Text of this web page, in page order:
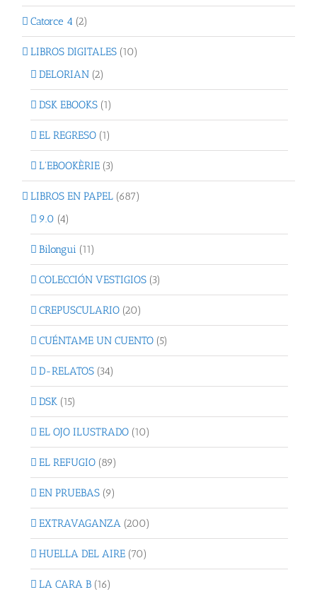
Catorce 4 (2)
LIBROS DIGITALES (10)
DELORIAN (2)
DSK EBOOKS (1)
EL REGRESO (1)
L'EBOOKÈRIE (3)
LIBROS EN PAPEL (687)
9.0 (4)
Bilongui (11)
COLECCIÓN VESTIGIOS (3)
CREPUSCULARIO (20)
CUÉNTAME UN CUENTO (5)
D-RELATOS (34)
DSK (15)
EL OJO ILUSTRADO (10)
EL REFUGIO (89)
EN PRUEBAS (9)
EXTRAVAGANZA (200)
HUELLA DEL AIRE (70)
LA CARA B (16)